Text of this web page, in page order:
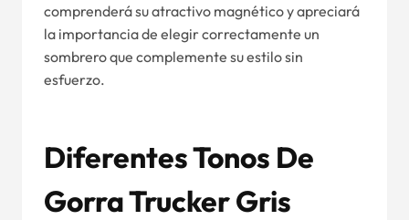
comprenderá su atractivo magnético y apreciará
la importancia de elegir correctamente un
sombrero que complemente su estilo sin
esfuerzo.
Diferentes Tonos De
Gorra Trucker Gris